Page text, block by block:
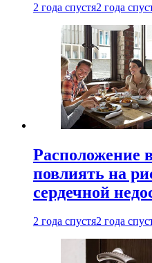
2 года спустя2 года
Расположение
повлиять на
сердечной
2 года спустя2 года